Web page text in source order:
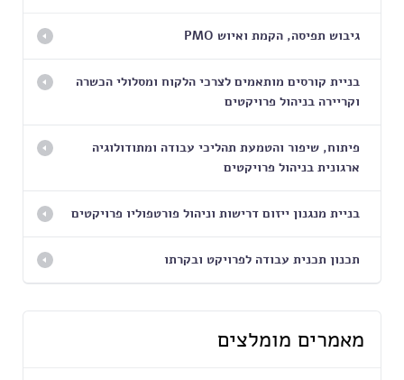
גיבוש תפיסה, הקמת ואיוש PMO
בניית קורסים מותאמים לצרכי הלקוח ומסלולי הכשרה
וקריירה בניהול פרויקטים
פיתוח, שיפור והטמעת תהליכי עבודה ומתודולוגיה
ארגונית בניהול פרויקטים
בניית מנגנון ייזום דרישות וניהול פורטפוליו פרויקטים
תכנון תכנית עבודה לפרויקט ובקרתו
מאמרים מומלצים